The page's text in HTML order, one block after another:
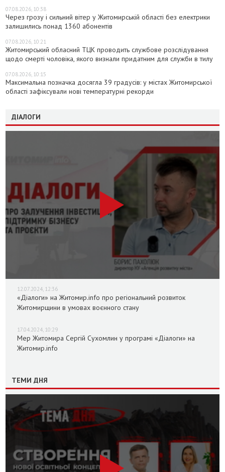
07.08.2026, 10:38
Через грозу і сильний вітер у Житомирській області без електрики
залишились понад 1360 абонентів
07.08.2026, 10:21
Житомирський обласний ТЦК проводить службове розслідування
щодо смерті чоловіка, якого визнали придатним для служби в тилу
07.08.2026, 10:15
Максимальна позначка досягла 39 градусів: у містах Житомирської
області зафіксували нові температурні рекорди
ДІАЛОГИ
12.07.2024, 12:36
«Діалоги» на Житомир.info про регіональний розвиток
Житомирщини в умовах воєнного стану
17.04.2024, 10:29
Мер Житомира Сергій Сухомлин у програмі «Діалоги» на
Житомир.info
ТЕМИ ДНЯ